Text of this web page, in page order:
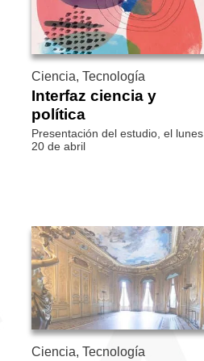
Ciencia, Tecnología
Interfaz ciencia y
política
Presentación del estudio, el lunes
20 de abril
Ciencia, Tecnología